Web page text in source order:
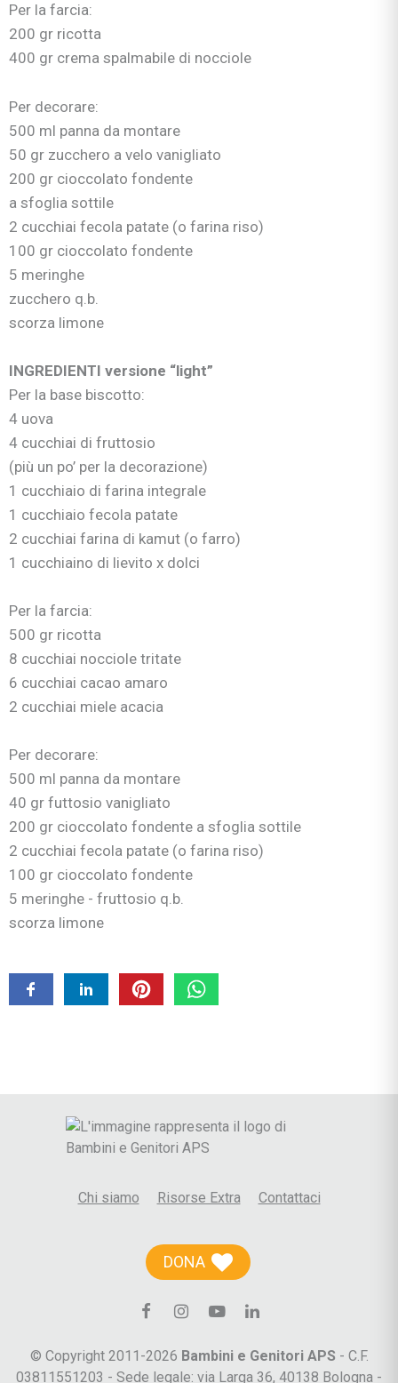
Per la farcia:
200 gr ricotta
400 gr crema spalmabile di nocciole
Per decorare:
500 ml panna da montare
50 gr zucchero a velo vanigliato
200 gr cioccolato fondente
a sfoglia sottile
2 cucchiai fecola patate (o farina riso)
100 gr cioccolato fondente
5 meringhe
zucchero q.b.
scorza limone
INGREDIENTI versione “light”
Per la base biscotto:
4 uova
4 cucchiai di fruttosio
(più un po’ per la decorazione)
1 cucchiaio di farina integrale
1 cucchiaio fecola patate
2 cucchiai farina di kamut (o farro)
1 cucchiaino di lievito x dolci
Per la farcia:
500 gr ricotta
8 cucchiai nocciole tritate
6 cucchiai cacao amaro
2 cucchiai miele acacia
Per decorare:
500 ml panna da montare
40 gr futtosio vanigliato
200 gr cioccolato fondente a sfoglia sottile
2 cucchiai fecola patate (o farina riso)
100 gr cioccolato fondente
5 meringhe - fruttosio q.b.
scorza limone
Chi siamo Risorse Extra Contattaci
DONA
© Copyright 2011-2026 Bambini e Genitori APS - C.F.
03811551203 - Sede legale: via Larga 36, 40138 Bologna -